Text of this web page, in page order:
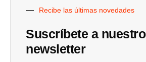
Recibe las últimas novedades
Suscríbete a nuestro
newsletter